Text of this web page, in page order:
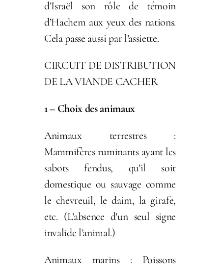
d’Israël son rôle de témoin
d’Hachem aux yeux des nations.
Cela passe aussi par l’assiette.
CIRCUIT DE DISTRIBUTION
DE LA VIANDE CACHER
1 – Choix des animaux
Animaux terrestres :
Mammifères ruminants ayant les
sabots fendus, qu’il soit
domestique ou sauvage comme
le chevreuil, le daim, la girafe,
etc. (L’absence d’un seul signe
invalide l’animal.)
Animaux marins : Poissons